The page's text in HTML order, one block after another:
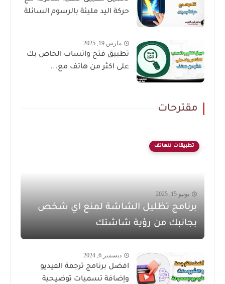
حركة اليد مليئة بالرسوم السائلة
مارس 19, 2025
تطبيق فتح واتساب الخاص بك
على اكثر من هاتف مع...
مقترحات
تطبيقات للهاتف
يونيو 15, 2025
برنامج تظليل الشاشة لمنع اي شخص
بجانبك من رؤية شاشتك
ديسمبر 6, 2024
افضل برنامج ترجمة الفيديو
وإضافة تسميات توضيحية